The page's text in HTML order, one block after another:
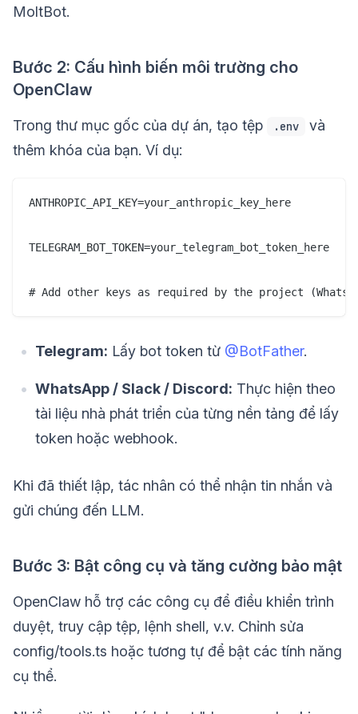
MoltBot.
Bước 2: Cấu hình biến môi trường cho
OpenClaw
Trong thư mục gốc của dự án, tạo tệp .env
và
thêm khóa của bạn. Ví dụ:
ANTHROPIC_API_KEY=your_anthropic_key_here
TELEGRAM_BOT_TOKEN=your_telegram_bot_token_here
# Add other keys as required by the project
Telegram: Lấy bot token từ @BotFather.
WhatsApp / Slack / Discord: Thực hiện theo
tài liệu nhà phát triển của từng nền tảng để lấy
token hoặc webhook.
Khi đã thiết lập, tác nhân có thể nhận tin nhắn và
gửi chúng đến LLM.
Bước 3: Bật công cụ và tăng cường bảo mật
OpenClaw hỗ trợ các công cụ để điều khiển trình
duyệt, truy cập tệp, lệnh shell, v.v. Chỉnh sửa
config/tools.ts hoặc tương tự để bật các tính năng
cụ thể.